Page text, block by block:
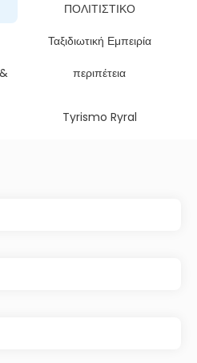
ΠΟΛΙΤΙΣΤΙΚΟ
Ταξιδιωτική Εμπειρία
περιπέτεια
Tyrismo Ryral